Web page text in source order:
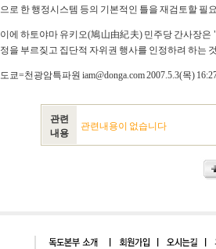
으로 한 행정시스템 등의 기본적인 틀을 재검토할 필
이에 하토야마 유키오(鳩山由紀夫) 민주당 간사장
정을 부르짖고 집단적 자위권 행사를 인정하려 하는
도쿄=천광암특파원 iam@donga.com 2007.5.3(목)
관련
내용
관련내용이 없습니다